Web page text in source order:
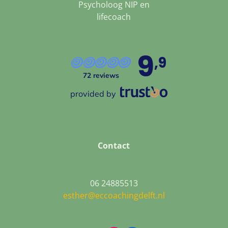
Psycholoog NIP en
lifecoach
72 reviews 9,9
provided by
Contact
06 24885513
esther@eccoachingdelft.nl